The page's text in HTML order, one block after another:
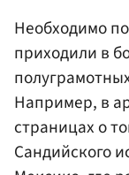
Необходимо
приходили в
Например, в
страницах о
Сандийского